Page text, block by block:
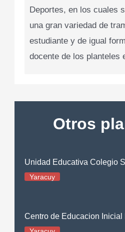
Deportes, en los cuales
una gran variedad de
estudiante y de igual
docente de los planteles
Otros
Unidad Educativa Colegio
Yaracuy
Centro de Educacion